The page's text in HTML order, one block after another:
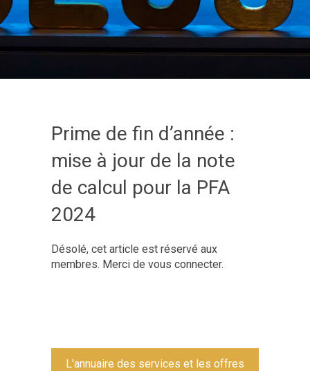
Prime de fin d’année :
mise à jour de la note
de calcul pour la PFA
2024
Désolé, cet article est réservé aux
membres. Merci de vous connecter.
L'annuaire des services et les offres